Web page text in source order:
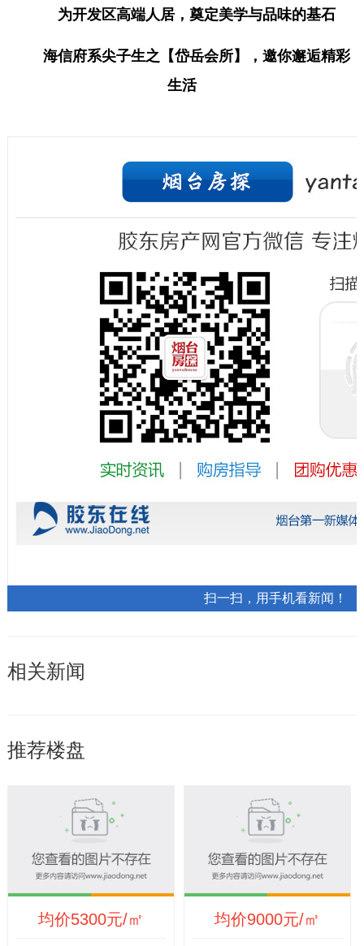
为开发区高端人居，奠定美学与品味的基石
海信府系尖子生之【岱岳会所】，邀你邂逅精彩
生活
扫一扫，用手机看新闻！
相关新闻
推荐楼盘
均价5300元/㎡ 均价9000元/㎡